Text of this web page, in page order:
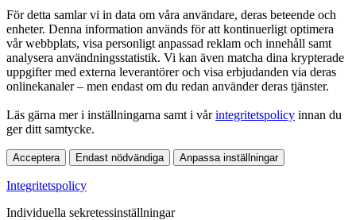
För detta samlar vi in data om våra användare, deras beteende och
enheter. Denna information används för att kontinuerligt optimera
vår webbplats, visa personligt anpassad reklam och innehåll samt
analysera användningsstatistik. Vi kan även matcha dina krypterade
uppgifter med externa leverantörer och visa erbjudanden via deras
onlinekanaler – men endast om du redan använder deras tjänster.
Läs gärna mer i inställningarna samt i vårintegritetspolicy innan du
ger ditt samtycke.
Acceptera Endast nödvändiga Anpassa inställningar
Integritetspolicy
Individuella sekretessinställningar